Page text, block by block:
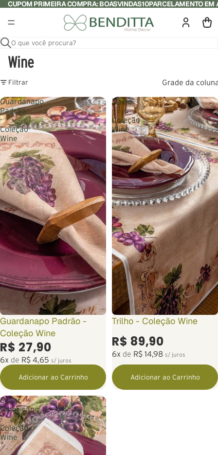
CUPOM PRIMEIRA COMPRA: BOASVINDAS10PARCELAMENTO EM
O que você procura?
Wine
Filtrar Grade da
Guardanapo
Padrão
-
Coleção
Wine
Guardanapo Padrão -
Coleção Wine
R$ 27,90
6x de R$ 4,65 s/ juros
Adicionar ao Carrinho
Trilho
-
Coleção
Wine
Trilho - Coleção Wine
R$ 89,90
6x de R$ 14,98 s/ juros
Adicionar ao Carrinho
Lugar
Americano
-
Coleção
Wine